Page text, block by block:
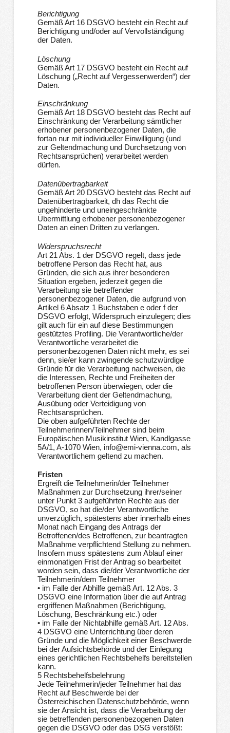
Berichtigung
Gemäß Art 16 DSGVO besteht ein Recht auf
Berichtigung und/oder auf Vervollständigung
der Daten.
Löschung
Gemäß Art 17 DSGVO besteht ein Recht auf
Löschung („Recht auf Vergessenwerden“) der
Daten.
Einschränkung
Gemäß Art 18 DSGVO besteht das Recht auf
Einschränkung der Verarbeitung sämtlicher
erhobener personenbezogener Daten, die
fortan nur mit individueller Einwilligung (und
zur Geltendmachung und Durchsetzung von
Rechtsansprüchen) verarbeitet werden
dürfen.
Datenübertragbarkeit
Gemäß Art 20 DSGVO besteht das Recht auf
Datenübertragbarkeit, dh das Recht die
ungehinderte und uneingeschränkte
Übermittlung erhobener personenbezogener
Daten an einen Dritten zu verlangen.
Widerspruchsrecht
Art 21 Abs. 1 der DSGVO regelt, dass jede
betroffene Person das Recht hat, aus
Gründen, die sich aus ihrer besonderen
Situation ergeben, jederzeit gegen die
Verarbeitung sie betreffender
personenbezogener Daten, die aufgrund von
Artikel 6 Absatz 1 Buchstaben e oder f der
DSGVO erfolgt, Widerspruch einzulegen; dies
gilt auch für ein auf diese Bestimmungen
gestütztes Profiling. Die Verantwortliche/der
Verantwortliche verarbeitet die
personenbezogenen Daten nicht mehr, es sei
denn, sie/er kann zwingende schutzwürdige
Gründe für die Verarbeitung nachweisen, die
die Interessen, Rechte und Freiheiten der
betroffenen Person überwiegen, oder die
Verarbeitung dient der Geltendmachung,
Ausübung oder Verteidigung von
Rechtsansprüchen.
Die oben aufgeführten Rechte der
Teilnehmerinnen/Teilnehmer sind beim
Europäischen Musikinstitut Wien, Kandlgasse
5A/1, A-1070 Wien, info@emi-vienna.com, als
Verantwortlichem geltend zu machen.
Fristen
Ergreift die Teilnehmerin/der Teilnehmer
Maßnahmen zur Durchsetzung ihrer/seiner
unter Punkt 3 aufgeführten Rechte aus der
DSGVO, so hat die/der Verantwortliche
unverzüglich, spätestens aber innerhalb eines
Monat nach Eingang des Antrags der
Betroffenen/des Betroffenen, zur beantragten
Maßnahme verpflichtend Stellung zu nehmen.
Insofern muss spätestens zum Ablauf einer
einmonatigen Frist der Antrag so bearbeitet
worden sein, dass die/der Verantwortliche der
Teilnehmerin/dem Teilnehmer
• im Falle der Abhilfe gemäß Art. 12 Abs. 3
DSGVO eine Information über die auf Antrag
ergriffenen Maßnahmen (Berichtigung,
Löschung, Beschränkung etc.) oder
• im Falle der Nichtabhilfe gemäß Art. 12 Abs.
4 DSGVO eine Unterrichtung über deren
Gründe und die Möglichkeit einer Beschwerde
bei der Aufsichtsbehörde und der Einlegung
eines gerichtlichen Rechtsbehelfs bereitstellen
kann.
5 Rechtsbehelfsbelehrung
Jede Teilnehmerin/jeder Teilnehmer hat das
Recht auf Beschwerde bei der
Österreichischen Datenschutzbehörde, wenn
sie der Ansicht ist, dass die Verarbeitung der
sie betreffenden personenbezogenen Daten
gegen die DSGVO oder das DSG verstößt: